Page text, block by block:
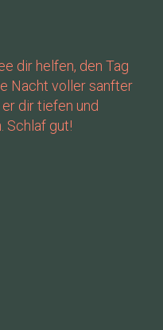
dir helfen, den Tag
Nacht voller sanfter
dir tiefen und
Schlaf gut!
ist